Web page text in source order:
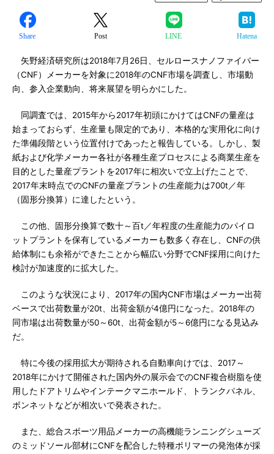
Share Post LINE Hatena
矢野経済研究所は2018年7月26日、セルロースナノファイバー
（CNF）メーカーを対象に2018年のCNF市場を調査し、市場動
向、参入企業動向、将来展望を明らかにした。
同調査では、2015年から2017年初頭にかけてはCNFの量産は
始まっておらず、生産量も限定的であり、本格的な実用化に向け
た準備段階という位置付けであったと報告している。しかし、製
紙および化学メーカー各社が各種生産プロセスによる商業生産を
目的とした量産プラントを2017年に相次いで立上げたことで、
2017年末時点でのCNFの量産プラントの生産能力は700t／年
（固形分換算）に達したという。
この他、固形分換算で数十～百t／年程度の生産能力のパイロ
ットプラントを保有しているメーカーも数多く存在し、CNFの供
給体制にも余裕ができたことから幅広い分野でCNF採用に向けた
検討が加速度的に拡大した。
このような状況により、2017年の国内CNF市場はメーカー出荷
ベースで出荷数量が20t、出荷金額が4億円になった。2018年の
同市場は出荷数量が50～60t、出荷金額が5～6億円になる見込み
だ。
特に今後の採用拡大が期待される自動車向けでは、2017～
2018年にかけて開催された国内外の展示会でのCNF複合樹脂を使
用したドアトリムやインテークマニホールド、トランクパネル、
ボンネットなどが相次いで発表された。
また、総合スポーツ用品メーカーの高機能ランニングシューズ
のミッドソール部材にCNFを配合した特種ポリマーの発泡体が採